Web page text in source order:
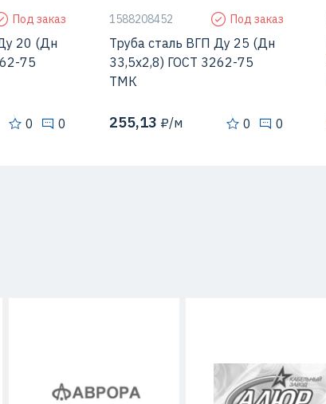
Под заказ
20 (Дн
75
0 0
1588208452 Под заказ
Труба сталь ВГП Ду 25 (Дн
33,5х2,8) ГОСТ 3262-75
ТМК
255,13 ₽/м 0 0